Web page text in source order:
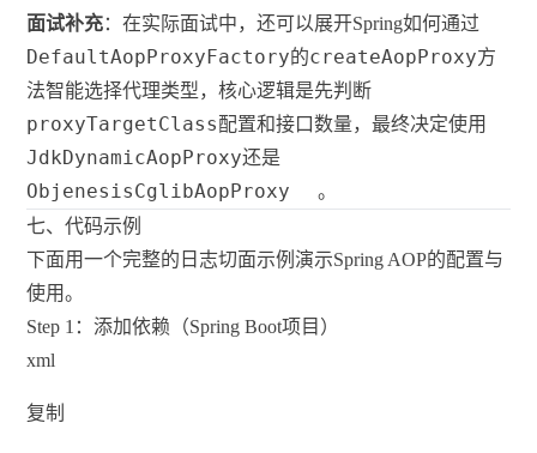
面试补充：在实际面试中，还可以展开Spring如何通过
DefaultAopProxyFactory的createAopProxy方
法智能选择代理类型，核心逻辑是先判断
proxyTargetClass配置和接口数量，最终决定使用
JdkDynamicAopProxy还是
ObjenesisCglibAopProxy
。
七、代码示例
下面用一个完整的日志切面示例演示Spring AOP的配置与
使用。
Step 1：添加依赖（Spring Boot项目）
xml
复制